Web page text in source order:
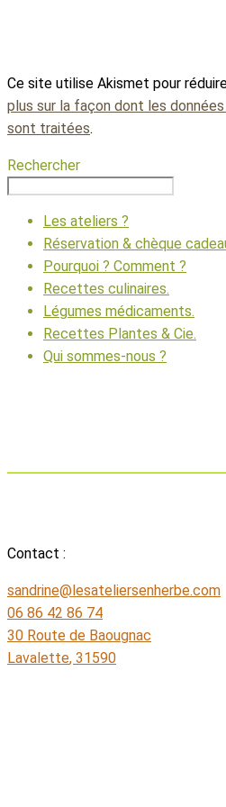
Ce site utilise Akismet pour
plus sur la façon dont les
sont traitées.
Rechercher
Les ateliers ?
Réservation & chèque
Pourquoi ? Comment ?
Recettes culinaires.
Légumes médicaments.
Recettes Plantes & Cie.
Qui sommes-nous ?
Contact :
sandrine@lesateliersenherbe.com
06 86 42 86 74
30 Route de Baougnac
Lavalette, 31590